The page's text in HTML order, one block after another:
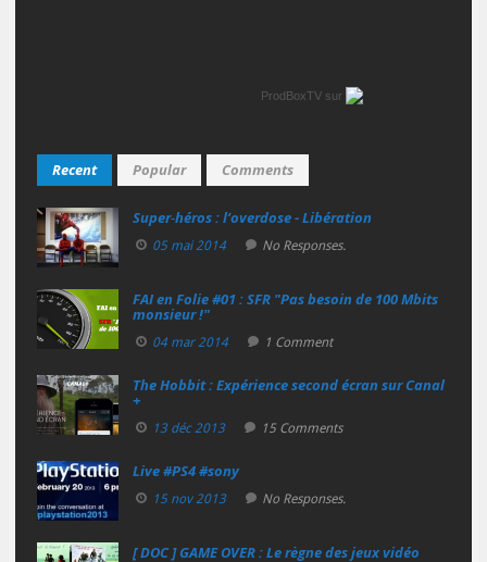
ProdBoxTV sur
Recent Popular Comments
Super‑héros : l’overdose - Libération
05 mai 2014 No Responses.
FAI en Folie #01 : SFR "Pas besoin de 100 Mbits
monsieur !"
04 mar 2014 1 Comment
The Hobbit : Expérience second écran sur Canal
+
13 déc 2013 15 Comments
Live #PS4 #sony
15 nov 2013 No Responses.
[ DOC ] GAME OVER : Le règne des jeux vidéo